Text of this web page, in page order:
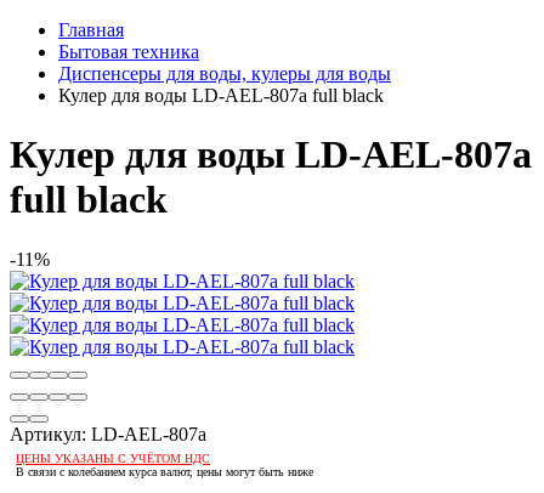
Главная
Бытовая техника
Диспенсеры для воды, кулеры для воды
Кулер для воды LD-AEL-807a full black
Кулер для воды LD-AEL-807a
full black
-11%
Артикул: LD-AEL-807a
ЦЕНЫ УКАЗАНЫ С УЧЁТОМ НДС
В связи с колебанием курса валют, цены могут быть ниже